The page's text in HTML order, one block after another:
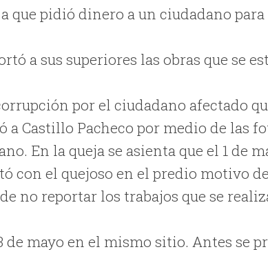
que pidió dinero a un ciudadano
a sus superiores las obras que se
por el ciudadano afectado
Castillo Pacheco por medio de las
En la queja se asienta que el 1 de
con el quejoso en el predio motivo
no reportar los trabajos que se
mayo en el mismo sitio. Antes se